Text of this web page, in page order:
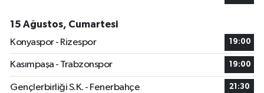
15 Ağustos, Cumartesi
Konyaspor - Rizespor
19:00
Kasımpaşa - Trabzonspor 19:00
Gençlerbirliği S.K. - Fenerbahçe 21:30